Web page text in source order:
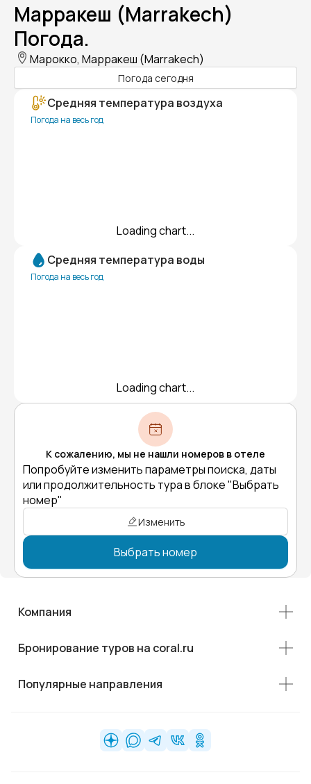
Марракеш (Marrakech)
Погода.
Марокко, Марракеш (Marrakech)
Погода сегодня
Средняя температура воздуха
Погода на весь год
Loading chart...
Средняя температура воды
Погода на весь год
Loading chart...
К сожалению, мы не нашли номеров в отеле
Попробуйте изменить параметры поиска, даты
или продолжительность тура в блоке "Выбрать
номер"
Изменить
Выбрать номер
Компания
Бронирование туров на coral.ru
Популярные направления